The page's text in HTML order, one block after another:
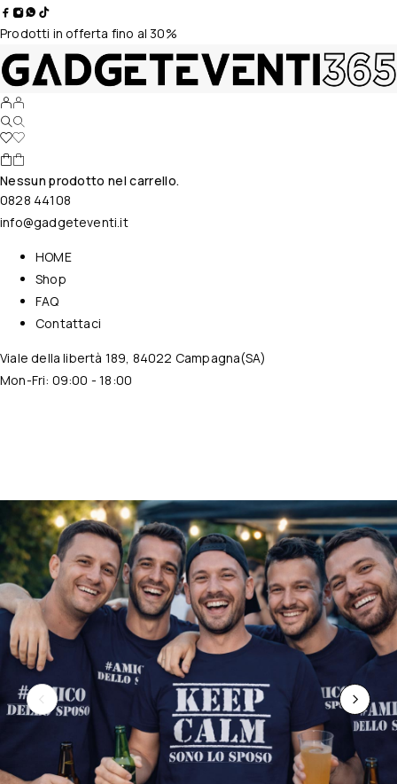
Prodotti in offerta fino al 30%
Nessun prodotto nel carrello.
0828 44108
info@gadgeteventi.it
HOME
Shop
FAQ
Contattaci
Viale della libertà 189, 84022 Campagna(SA)
Mon-Fri: 09:00 - 18:00